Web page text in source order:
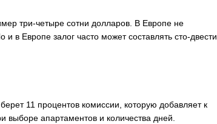
три-четыре сотни долларов. В Европе не
и в Европе залог часто может составлять сто-двести
берет 11 процентов комиссии, которую добавляет к
выборе апартаментов и количества дней.